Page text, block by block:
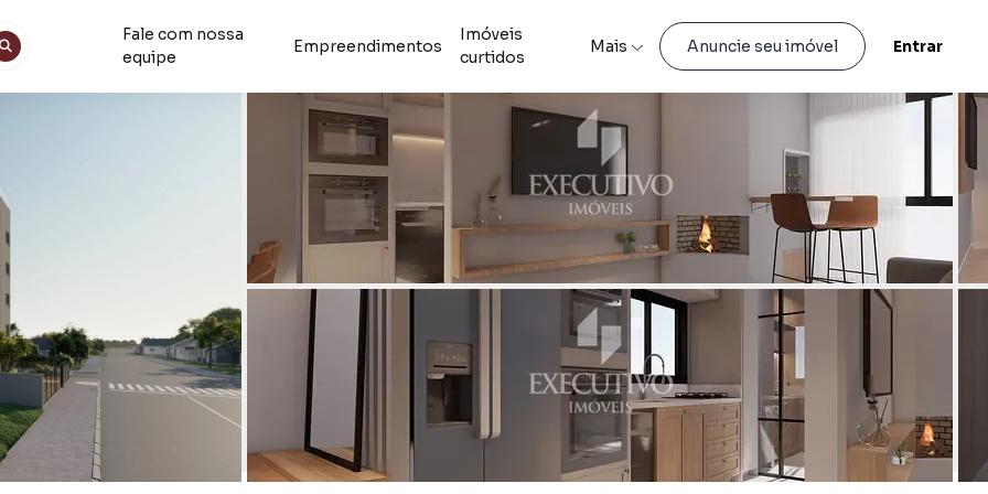
Fale com nossa
equipe
Empreendimentos
Imóveis
curtidos
Mais Anuncie seu imóvel Entrar